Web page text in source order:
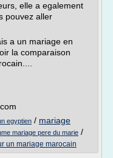
elle a egalement
pouvez aller
a un mariage en
la comparaison
egyptien / mariage
mariage pere du marie /
un mariage marocain